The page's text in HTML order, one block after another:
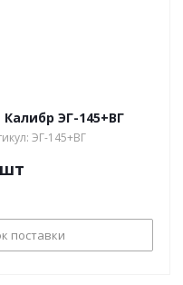
ЭГ-145+ВГ
ЭГ-145+ВГ
поставки